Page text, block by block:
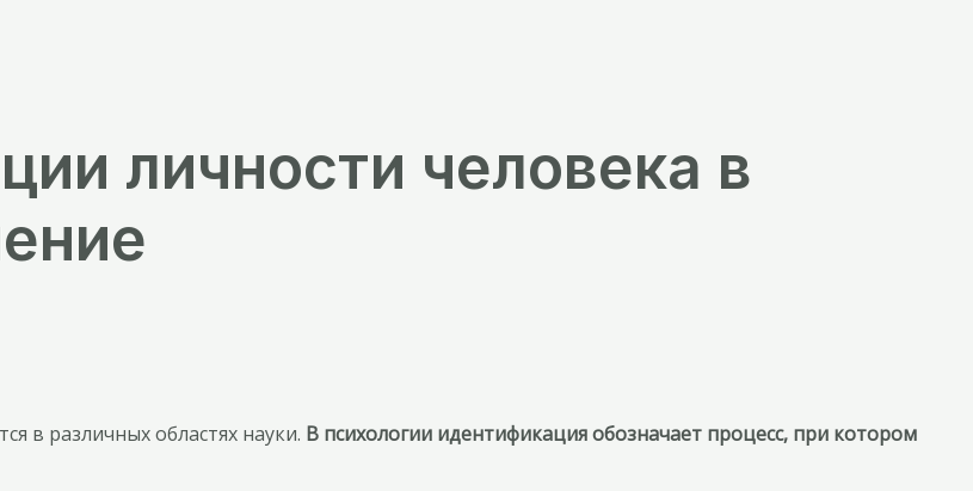
личности человека в
в различных областях науки. В психологии идентификация обозначает процесс, при котором